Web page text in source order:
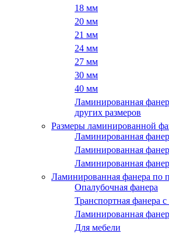
18 мм
20 мм
21 мм
24 мм
27 мм
30 мм
40 мм
Ламинированная
других размеров
Размеры ламинированной
Ламинированная
Ламинированная
Ламинированная
Ламинированная фанера по
Опалубочная фанера
Транспортная фанера с
Ламинированная
Для мебели